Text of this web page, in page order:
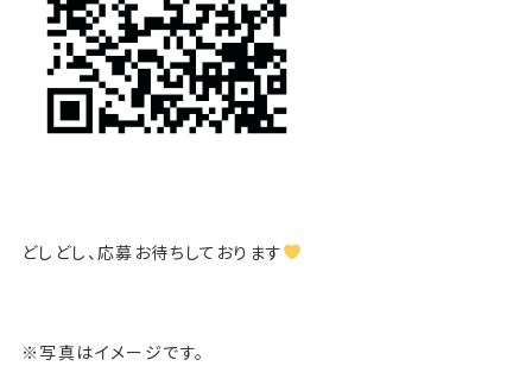
どしどし、応募お待ちしております
※写真はイメージです。